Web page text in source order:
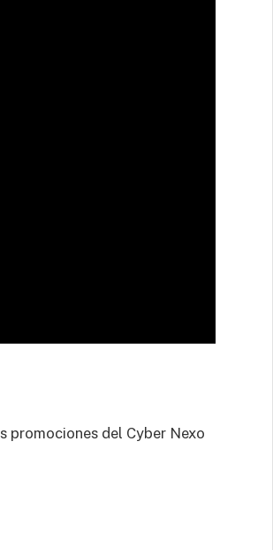
promociones del Cyber Nexo